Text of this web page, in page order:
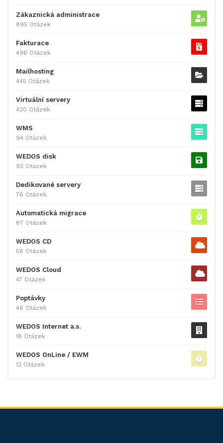
Zákaznická administrace
895 Otázek
Fakturace
496 Otázek
Mailhosting
445 Otázek
Virtuální servery
420 Otázek
WMS
94 Otázek
WEDOS disk
92 Otázek
Dedikované servery
76 Otázek
Automatická migrace
67 Otázek
WEDOS CD
58 Otázek
WEDOS Cloud
47 Otázek
Poptávky
46 Otázek
WEDOS Internet a.s.
18 Otázek
WEDOS OnLine / EWM
12 Otázek